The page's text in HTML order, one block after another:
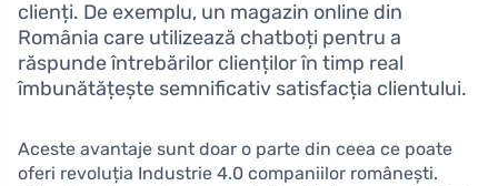
clienți. De exemplu, un magazin online din
România care utilizează chatboți pentru a
răspunde întrebărilor clienților în timp real
îmbunătățește semnificativ satisfacția clientului.
Aceste avantaje sunt doar o parte din ceea ce poate
oferi revoluția Industrie 4.0 companiilor românești.